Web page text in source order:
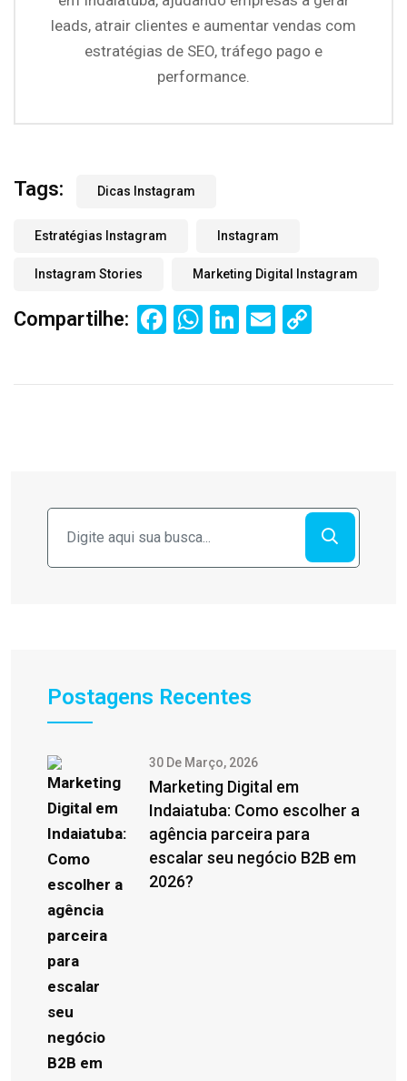
leads, atrair clientes e aumentar vendas com
estratégias de SEO, tráfego pago e
performance.
Tags: Dicas Instagram
Estratégias Instagram Instagram
Instagram Stories Marketing Digital Instagram
Compartilhe: Facebook
WhatsApp
LinkedIn
Email
Postagens Recentes
30 De Março, 2026
Marketing Digital em
Indaiatuba: Como escolher a
agência parceira para
escalar seu negócio B2B em
2026?